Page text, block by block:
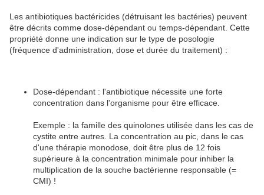
Les antibiotiques bactéricides (détruisant les bactéries) peuvent
être décrits comme dose-dépendant ou temps-dépendant. Cette
propriété donne une indication sur le type de posologie
(fréquence d'administration, dose et durée du traitement) :
Dose-dépendant : l'antibiotique nécessite une forte
concentration dans l'organisme pour être efficace.
Exemple : la famille des quinolones utilisée dans les cas de
cystite entre autres. La concentration au pic, dans le cas
d'une thérapie monodose, doit être plus de 12 fois
supérieure à la concentration minimale pour inhiber la
multiplication de la souche bactérienne responsable (=
CMI) !